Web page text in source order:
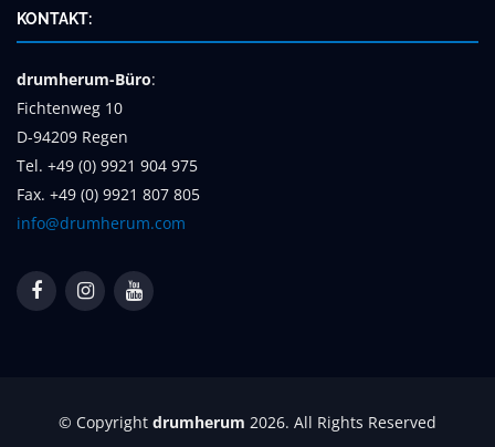
KONTAKT:
drumherum-Büro:
Fichtenweg 10
D-94209 Regen
Tel. +49 (0) 9921 904 975
Fax. +49 (0) 9921 807 805
info@drumherum.com
© Copyright drumherum 2026. All Rights Reserved